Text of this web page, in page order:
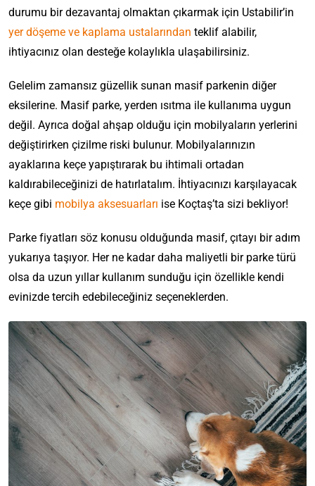
durumu bir dezavantaj olmaktan çıkarmak için Ustabilir’in
yer döşeme ve kaplama ustalarından teklif alabilir,
ihtiyacınız olan desteğe kolaylıkla ulaşabilirsiniz.
Gelelim zamansız güzellik sunan masif parkenin diğer
eksilerine. Masif parke, yerden ısıtma ile kullanıma uygun
değil. Ayrıca doğal ahşap olduğu için mobilyaların yerlerini
değiştirirken çizilme riski bulunur. Mobilyalarınızın
ayaklarına keçe yapıştırarak bu ihtimali ortadan
kaldırabileceğinizi de hatırlatalım. İhtiyacınızı karşılayacak
keçe gibi mobilya aksesuarları ise Koçtaş’ta sizi bekliyor!
Parke fiyatları söz konusu olduğunda masif, çıtayı bir adım
yukarıya taşıyor. Her ne kadar daha maliyetli bir parke türü
olsa da uzun yıllar kullanım sunduğu için özellikle kendi
evinizde tercih edebileceğiniz seçeneklerden.